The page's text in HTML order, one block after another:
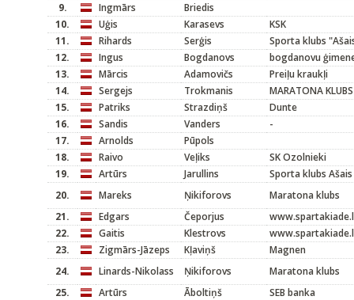
9.
Ingmārs
Briedis
10.
Uģis Karasevs
KSK
11.
Rihards Serģis
Sporta klubs
12.
Ingus Bogdanovs
bogdanovu
13.
Mārcis Adamovičs
Preiļu kraukļi
14.
Sergejs Trokmanis
MARATONA KLUBS
15.
Patriks Strazdiņš
Dunte
16.
Sandis Vanders
-
17.
Arnolds
Pūpols
18.
Raivo Veļiks
SK Ozolnieki
19.
Artūrs Jarullins
Sporta klubs Ašais
20.
Mareks Ņikiforovs
Maratona klubs
21.
Edgars Čeporjus
22.
Gaitis Klestrovs
23.
Zigmārs-Jāzeps Kļaviņš
Magnen
24.
Linards-Nikolass Ņikiforovs
Maratona klubs
25.
Artūrs Āboltiņš
SEB banka